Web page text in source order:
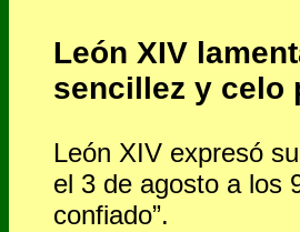
León XIV
sencillez y celo
León XIV expresó
el 3 de agosto a los
confiado”.